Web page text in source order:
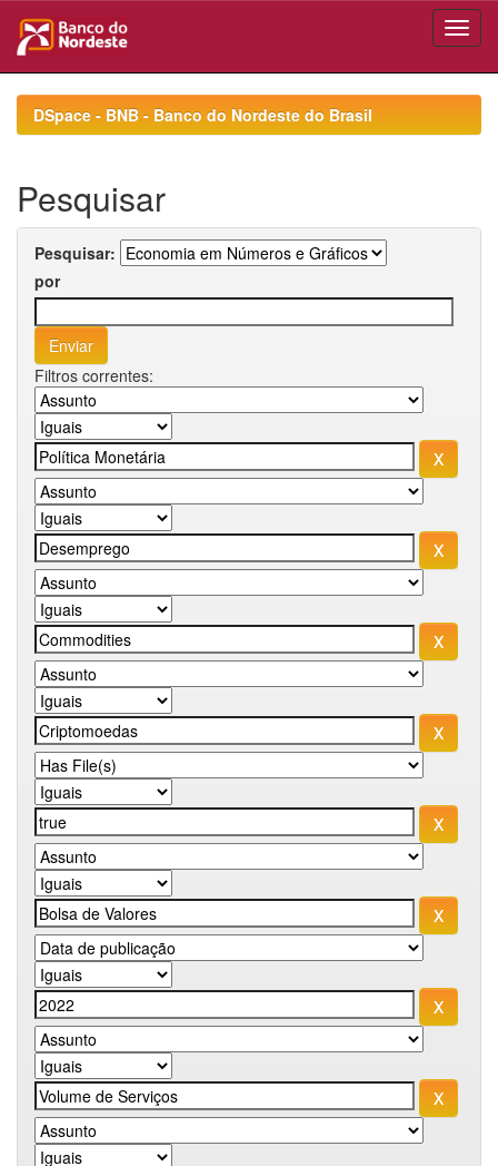
navigationDSpace - BNB - Banco do Nordeste do Brasil
Pesquisar
Pesquisar:
por
Filtros correntes: